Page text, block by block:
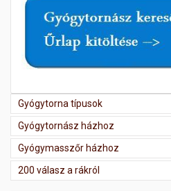
Gyógytorna típusok
Gyógytornász házhoz
Gyógymasszőr házhoz
200 válasz a rákról